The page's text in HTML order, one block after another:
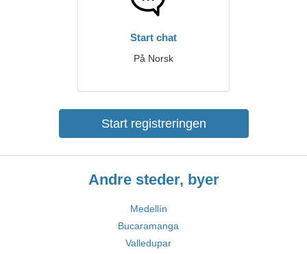
Start chat
På Norsk
Start registreringen
Andre steder, byer
Medellín
Bucaramanga
Valledupar